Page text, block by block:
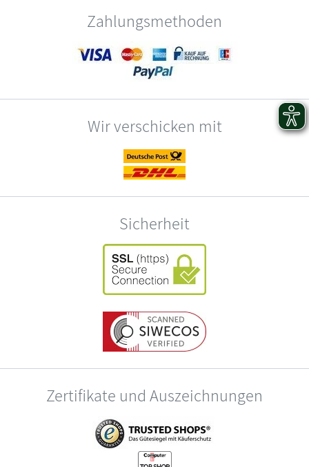
Zahlungsmethoden
Wir verschicken mit
Sicherheit
Zertifikate und Auszeichnungen